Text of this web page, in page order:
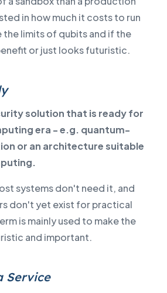
in how much it costs to run
the limits of qubits and if the
or just looks futuristic.
solution that is ready for
era - e.g. quantum-
or an architecture suitable
systems don't need it, and
don't yet exist for practical
is mainly used to make the
and important.
Service